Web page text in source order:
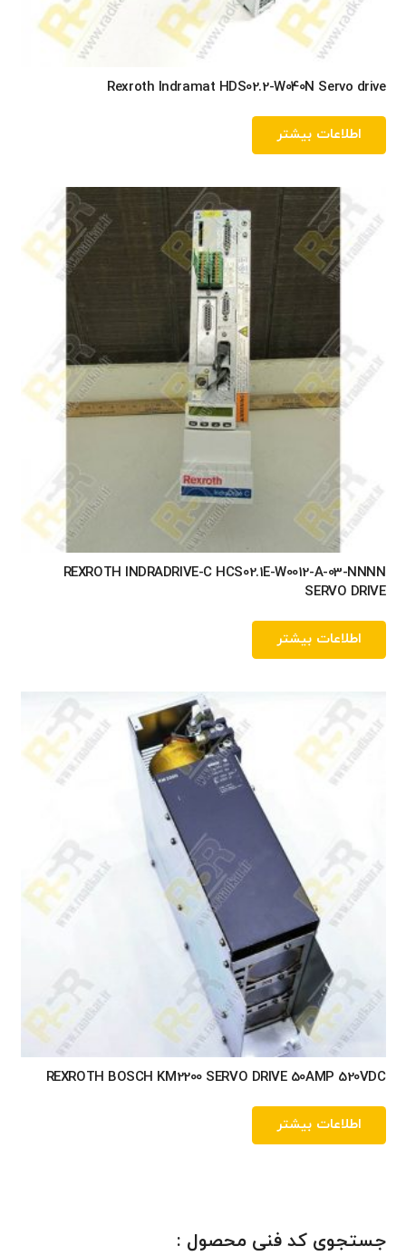
Rexroth Indramat HDS02.2-W040N Servo drive
اطلاعات بیشتر
REXROTH INDRADRIVE-C HCS02.1E-W0012-A-03-NNNN
SERVO DRIVE
اطلاعات بیشتر
REXROTH BOSCH KM2200 SERVO DRIVE 50AMP 520VDC
اطلاعات بیشتر
جستجوی کد فنی محصول :